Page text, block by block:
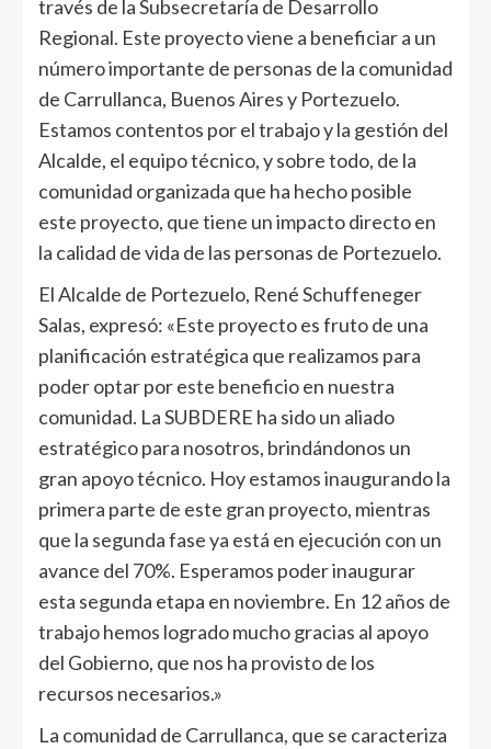
través de la Subsecretaría de Desarrollo
Regional. Este proyecto viene a beneficiar a un
número importante de personas de la comunidad
de Carrullanca, Buenos Aires y Portezuelo.
Estamos contentos por el trabajo y la gestión del
Alcalde, el equipo técnico, y sobre todo, de la
comunidad organizada que ha hecho posible
este proyecto, que tiene un impacto directo en
la calidad de vida de las personas de Portezuelo.
El Alcalde de Portezuelo, René Schuffeneger
Salas, expresó: «Este proyecto es fruto de una
planificación estratégica que realizamos para
poder optar por este beneficio en nuestra
comunidad. La SUBDERE ha sido un aliado
estratégico para nosotros, brindándonos un
gran apoyo técnico. Hoy estamos inaugurando la
primera parte de este gran proyecto, mientras
que la segunda fase ya está en ejecución con un
avance del 70%. Esperamos poder inaugurar
esta segunda etapa en noviembre. En 12 años de
trabajo hemos logrado mucho gracias al apoyo
del Gobierno, que nos ha provisto de los
recursos necesarios.»
La comunidad de Carrullanca, que se caracteriza